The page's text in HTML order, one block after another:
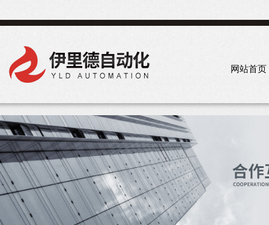
网站首页